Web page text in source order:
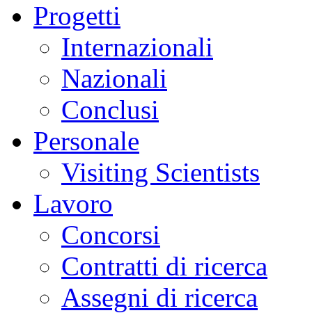
Progetti
Internazionali
Nazionali
Conclusi
Personale
Visiting Scientists
Lavoro
Concorsi
Contratti di ricerca
Assegni di ricerca